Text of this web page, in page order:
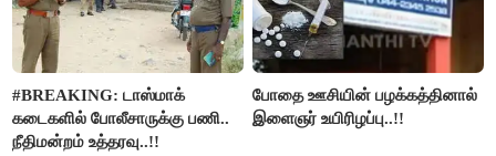
#BREAKING: டாஸ்மாக்
கடைகளில் போலீசாருக்கு பணி..
நீதிமன்றம் உத்தரவு..!!
போதை ஊசியின் பழக்கத்தினால்
இளைஞர் உயிரிழப்பு..!!